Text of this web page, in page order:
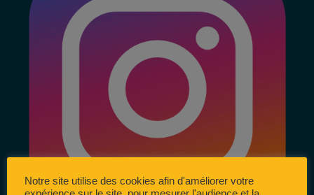
Notre site utilise des cookies afin d'améliorer votre